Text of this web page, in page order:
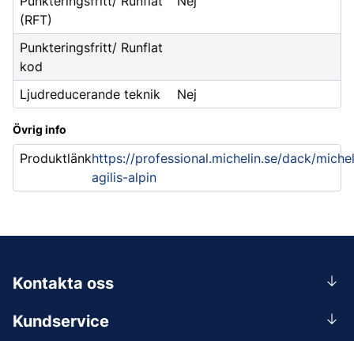
(RFT)
Punkteringsfritt/ Runflat
kod
Ljudreducerande teknik
Nej
Övrig info
Produktlänkhttps://professional.michelin.se/dack/
agilis-alpin
Kundservice
Kontakta oss
0156-409 00
Mån-Tors 07.30-16:30, Fre 07.30-15.00.